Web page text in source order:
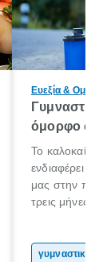
Ευεξία &
όμορφο
Το
ενδιαφέρει
μας στην
τρεις μήνες
σου! Δεν
γυμναστική